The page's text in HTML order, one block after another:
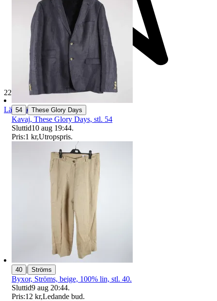
229 442 omdömen
Läs omdömen Följ
54 | These Glory Days
Kavaj, These Glory Days, stl. 54
Sluttid10 aug 19:44.
Pris:1 kr,Utropspris.
40 | Ströms
Byxor, Ströms, beige, 100% lin, stl. 40.
Sluttid9 aug 20:44.
Pris:12 kr,Ledande bud.